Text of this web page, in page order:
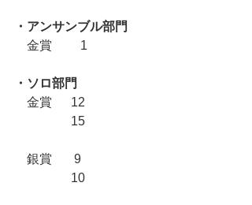
・アンサンブル部門
金賞　　 1
・ソロ部門
金賞  　12
15
銀賞       9
   	        10